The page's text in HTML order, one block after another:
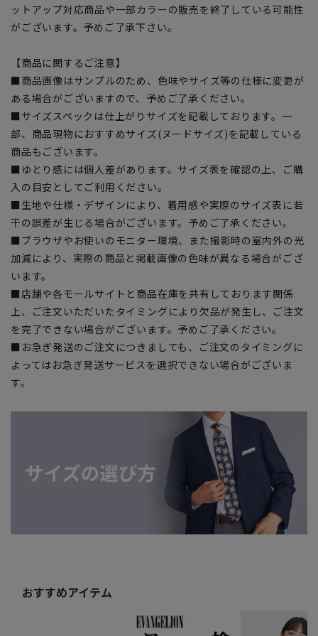
ットアップ対応商品や一部カラーの販売を終了している可能性
がございます。予めご了承下さい。
【商品に関するご注意】
■商品画像はサンプルのため、色味やサイズ等の仕様に変更が
ある場合がございますので、予めご了承ください。
■サイズスペックは仕上がりサイズを記載しております。一
部、商品現物におすすめサイズ(ヌードサイズ)を記載している
商品もございます。
■ゆとり感には個人差があります。サイズ表を確認の上、ご購
入の目安としてご利用ください。
■生地や仕様・デザインにより、着用感や実際のサイズ表に若
干の誤差が生じる場合がございます。予めご了承ください。
■ブラウザやお使いのモニター環境、また撮影時の室内外の光
加減により、実際の商品と掲載画像の色味が異なる場合がござ
います。
■店舗や各モールサイトと商品在庫を共有しております関係
上、ご注文いただいたタイミングにより欠品が発生し、ご注文
を完了できない場合がございます。予めご了承ください。
■お急ぎ発送のご注文につきましても、ご注文のタイミングに
よってはお急ぎ発送サービスを選択できない場合がございま
す。